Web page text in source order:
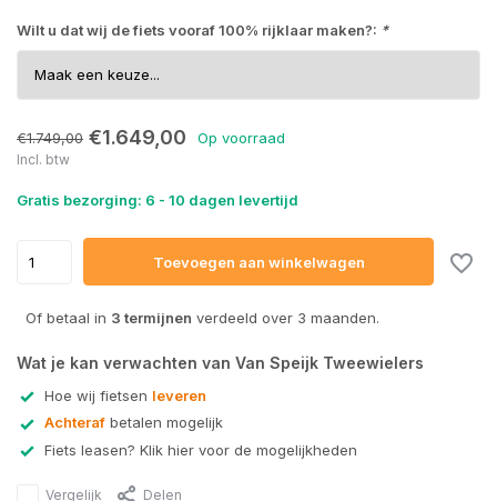
Wilt u dat wij de fiets vooraf 100% rijklaar maken?: *
€1.749,00 €1.649,00 Op voorraad
Incl. btw
Gratis bezorging: 6 - 10 dagen levertijd
Toevoegen aan winkelwagen
Of betaal in 3 termijnen verdeeld over 3 maanden.
Wat je kan verwachten van Van Speijk Tweewielers
Hoe wij fietsen leveren
Achteraf betalen mogelijk
Fiets leasen? Klik hier voor de mogelijkheden
Vergelijk Delen